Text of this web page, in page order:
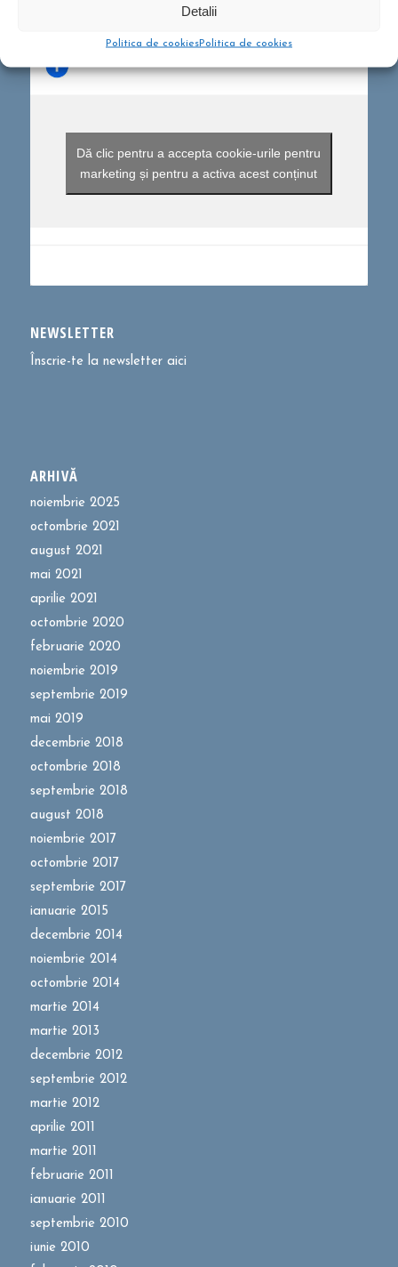
Detalii
Politica de cookiesPolitica de cookies
Dă clic pentru a accepta cookie-urile pentru
marketing și pentru a activa acest conținut
NEWSLETTER
Înscrie-te la newsletter aici
ARHIVĂ
noiembrie 2025
octombrie 2021
august 2021
mai 2021
aprilie 2021
octombrie 2020
februarie 2020
noiembrie 2019
septembrie 2019
mai 2019
decembrie 2018
octombrie 2018
septembrie 2018
august 2018
noiembrie 2017
octombrie 2017
septembrie 2017
ianuarie 2015
decembrie 2014
noiembrie 2014
octombrie 2014
martie 2014
martie 2013
decembrie 2012
septembrie 2012
martie 2012
aprilie 2011
martie 2011
februarie 2011
ianuarie 2011
septembrie 2010
iunie 2010